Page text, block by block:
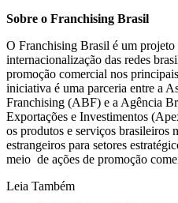
Sobre o Franchising Brasil
O Franchising Brasil é um projeto
internacionalização das redes
promoção comercial nos
iniciativa é uma parceria entre a
Franchising (ABF) e a Agência
Exportações e Investimentos
os produtos e serviços brasileiros
estrangeiros para setores
meio de ações de promoção
Leia Também